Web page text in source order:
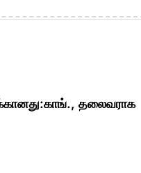
தலைவராக